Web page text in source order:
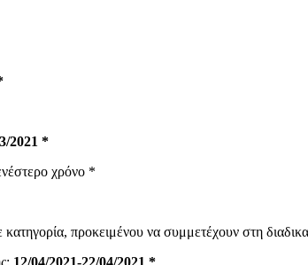
2021 *
χρόνο *
προκειμένου να συμμετέχουν στη